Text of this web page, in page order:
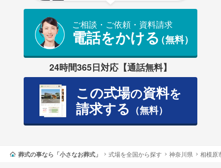
ご相談・ご依頼・資料請求
電話をかける（無料）
24時間365日対応【通話無料】
この式場の資料を
請求する （無料）
葬式の事なら「小さなお葬式」 式場を全国から探す 神奈川県 相模原